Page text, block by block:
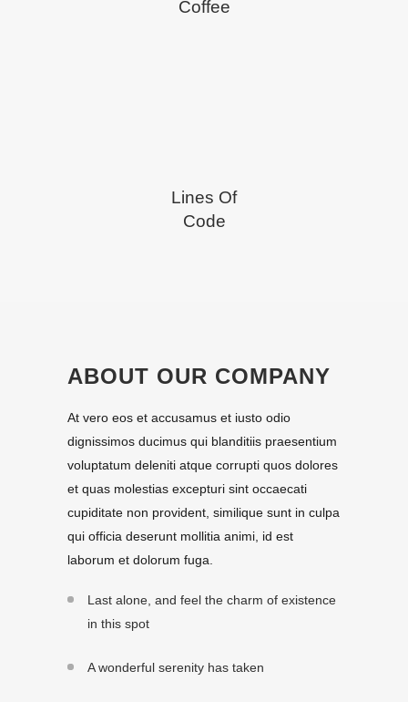
Coffee
Lines Of
Code
ABOUT OUR COMPANY
At vero eos et accusamus et iusto odio
dignissimos ducimus qui blanditiis praesentium
voluptatum deleniti atque corrupti quos dolores
et quas molestias excepturi sint occaecati
cupiditate non provident, similique sunt in culpa
qui officia deserunt mollitia animi, id est
laborum et dolorum fuga.
Last alone, and feel the charm of existence
in this spot
A wonderful serenity has taken